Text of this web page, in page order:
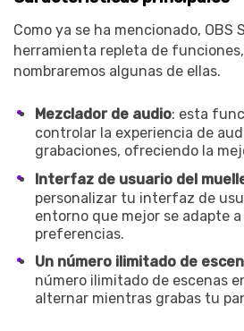
Como ya se ha mencionado, OBS
herramienta repleta de
nombraremos algunas de ellas.
Mezclador de audio: esta
controlar la experiencia de
grabaciones, ofreciendo la
Interfaz de usuario del
personalizar tu interfaz de
entorno que mejor se adapte
preferencias.
Un número ilimitado de
número ilimitado de escenas
alternar mientras grabas tu